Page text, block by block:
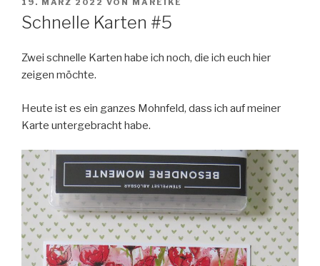
AM
19. MÄRZ 2022 VON MAREIKE
Schnelle Karten #5
Zwei schnelle Karten habe ich noch, die ich euch hier
zeigen möchte.
Heute ist es ein ganzes Mohnfeld, dass ich auf meiner
Karte untergebracht habe.